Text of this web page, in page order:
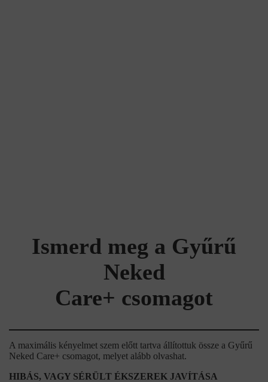
Ismerd meg a Gyűrű
Neked
Care+ csomagot
A maximális kényelmet szem előtt tartva állítottuk össze a Gyűrű
Neked Care+ csomagot, melyet alább olvashat.
HIBÁS, VAGY SÉRÜLT ÉKSZEREK JAVÍTÁSA